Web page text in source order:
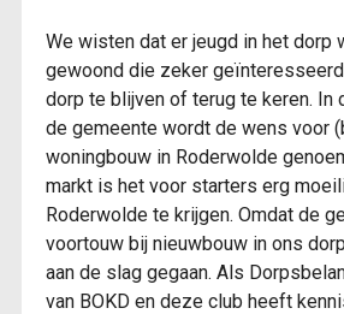
We wisten dat er jeugd in het dorp
gewoond die zeker
dorp te blijven of terug te keren. In
de gemeente wordt de wens voor
woningbouw in Roderwolde
markt is het voor starters erg
Roderwolde te krijgen. Omdat de
voortouw bij nieuwbouw in ons
aan de slag gegaan. Als
van BOKD en deze club heeft